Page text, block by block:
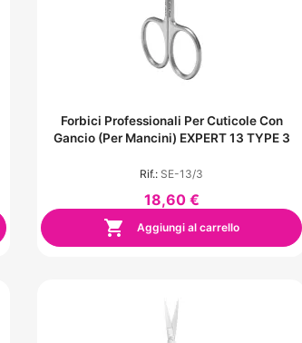
Forbici Professionali Per Cuticole Con
Gancio (per Mancini) EXPERT 13 TYPE 3
Rif.: SE-13/3
18,60 €
 Aggiungi al carrello